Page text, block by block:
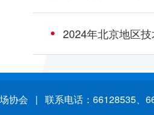
2024年北京地区
协会 | 联系电话：66128535、